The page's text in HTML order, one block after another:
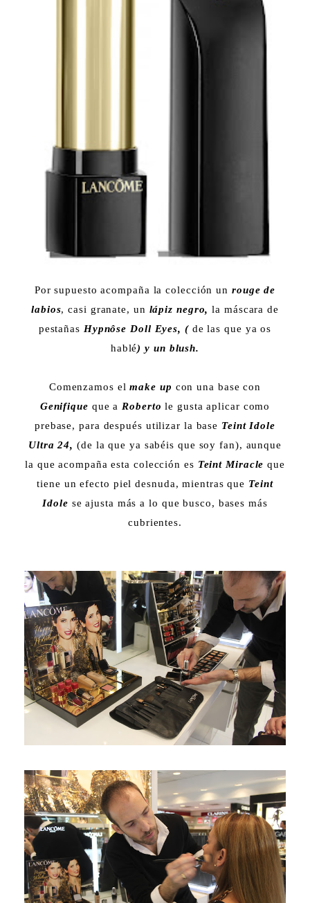
Por supuesto acompaña la colección un rouge de
labios, casi granate, un lápiz negro, la máscara de
pestañas Hypnôse Doll Eyes, ( de las que ya os
hablé) y un blush.
Comenzamos el make up con una base con
Genifique que a Roberto le gusta aplicar como
prebase, para después utilizar la base Teint Idole
Ultra 24, (de la que ya sabéis que soy fan), aunque
la que acompaña esta colección es Teint Miracleque
tiene un efecto piel desnuda, mientras que Teint
Idole se ajusta más a lo que busco, bases más
cubrientes.